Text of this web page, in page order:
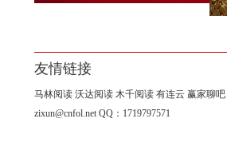
友情链接
马林阅读 沃达阅读 木千阅读 有连云 赢家聊吧
zixun@cnfol.net QQ：1719797571